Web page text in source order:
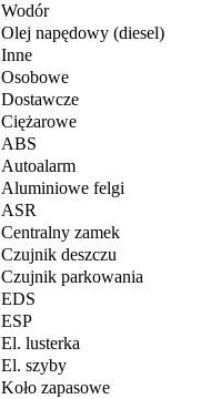
Wodór
Olej napędowy (diesel)
Inne
Osobowe
Dostawcze
Ciężarowe
ABS
Autoalarm
Aluminiowe felgi
ASR
Centralny zamek
Czujnik deszczu
Czujnik parkowania
EDS
ESP
El. lusterka
El. szyby
Koło zapasowe